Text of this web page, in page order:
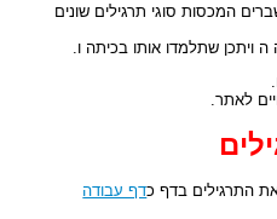
שברים המכסות סוגי תרגילים שונים
ויתכן שתלמדו אותו בכיתה ו.
את התרגילים בדף כדף עבודה